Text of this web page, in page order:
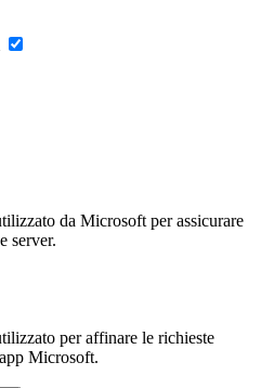
da Microsoft per assicurare
server.
per affinare le richieste
Microsoft.